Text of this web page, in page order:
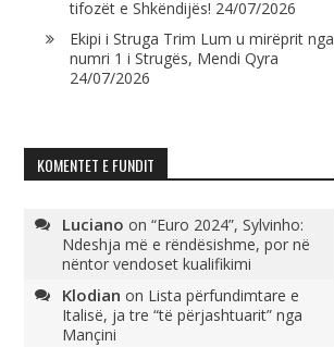
tifozët e Shkëndijës! 24/07/2026
Ekipi i Struga Trim Lum u mirëprit nga
numri 1 i Strugës, Mendi Qyra
24/07/2026
KOMENTET E FUNDIT
Luciano on “Euro 2024”, Sylvinho:
Ndeshja më e rëndësishme, por në
nëntor vendoset kualifikimi
Klodian on Lista përfundimtare e
Italisë, ja tre “të përjashtuarit” nga
Mançini